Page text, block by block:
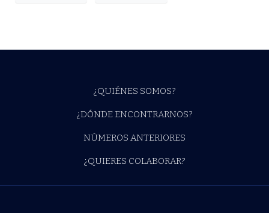
¿QUIÉNES SOMOS?
¿DÓNDE ENCONTRARNOS?
NÚMEROS ANTERIORES
¿QUIERES COLABORAR?